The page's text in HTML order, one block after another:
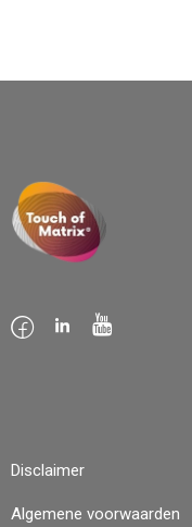
Disclaimer
Algemene voorwaarden